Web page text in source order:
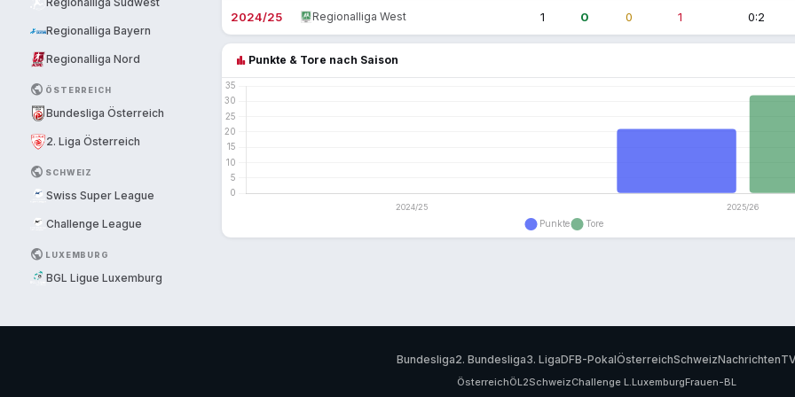
Regionalliga Bayern
Regionalliga Nord
PUBLIC ÖSTERREICH
Bundesliga Österreich
2. Liga Österreich
PUBLIC SCHWEIZ
Swiss Super League
Challenge League
PUBLIC LUXEMBURG
BGL Ligue Luxemburg
2024/25 Regionalliga West 1 0 0 1 0:2
bar_chart Punkte & Tore nach Saison
Bundesliga2. Bundesliga3. LigaDFB-PokalÖsterreichSchweizNachrichtenTV
ÖsterreichÖL2SchweizChallenge L.LuxemburgFrauen-BL